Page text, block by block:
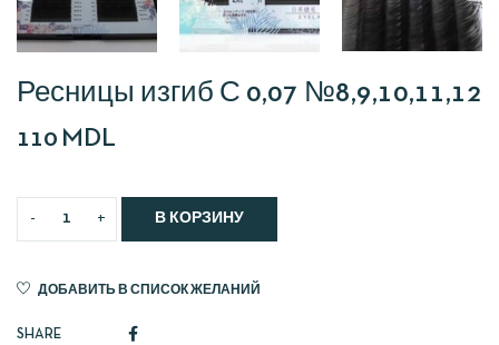
Ресницы изгиб С 0,07 №8,9,10,11,12
110 MDL
В КОРЗИНУ
ДОБАВИТЬ В СПИСОК ЖЕЛАНИЙ
SHARE